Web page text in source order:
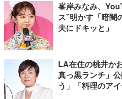
峯岸みなみ、
ス”明かす「暗
夫にドキッと」
LA在住の桃井か
真っ黒ランチ」
う」「料理のア